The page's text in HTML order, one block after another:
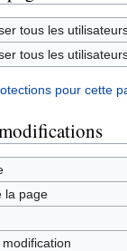
tous les
tous les
pour cette
la page